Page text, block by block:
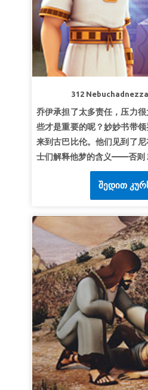
超级真理：
我要向上帝寻求智
超级经文：我就应允你所
慧！”列王纪上 3:12 (和合本)
第三课：倚靠上帝的话语
一个聪明人，把房子盖在磐
(和合本)
312
乔伊承担了太多责任，压力
些才是重要的呢？妙妙书带
来到古巴比伦。他们见到了
士们解释他梦的含义——否则
但以理如何发现这个神秘的
们明白，该从哪寻求靠自己不
超级真理：
我们求问，上帝
超级经文“你求告我，我就应
道、又大又难的事指示给你。”
第2课上帝给我们能力
超级真理： 上帝给我们成就大
超级经文“在各样善事上成全
的旨意；又藉着耶稣基督在
事。”希伯来书13:21
第3课分享上帝的礼物
შედით